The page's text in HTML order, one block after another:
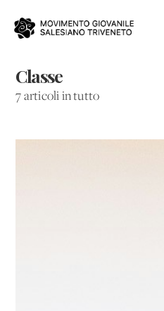
Classe
7 articoli in tutto